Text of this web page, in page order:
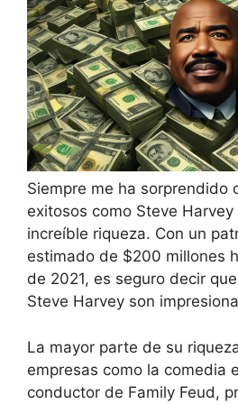
Siempre me ha sorprendido
exitosos como Steve
increíble riqueza. Con un
estimado de $200 millones
de 2021, es seguro decir
Steve Harvey son
La mayor parte de su
empresas como la comedia
conductor de Family Feud,